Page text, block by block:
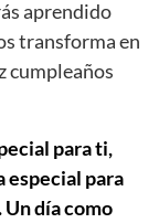
aprendido
transforma en
cumpleaños
para ti,
especial para
día como